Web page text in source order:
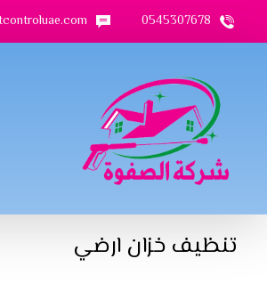
0545307678
تنظيف خزان ارضي